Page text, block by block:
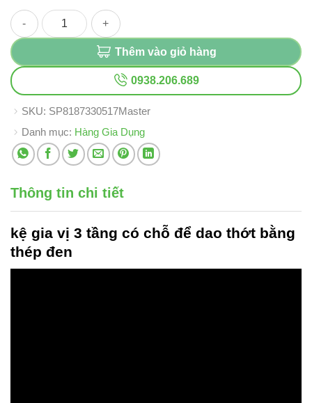
kệ gia vị 3 tầng có chỗ để dao thớt bằng thép đen số lượng
Thêm vào giỏ hàng
0938.206.689
SKU: SP8187330517Master
Danh mục: Hàng Gia Dụng
Thông tin chi tiết
kệ gia vị 3 tầng có chỗ để dao thớt bằng
thép đen